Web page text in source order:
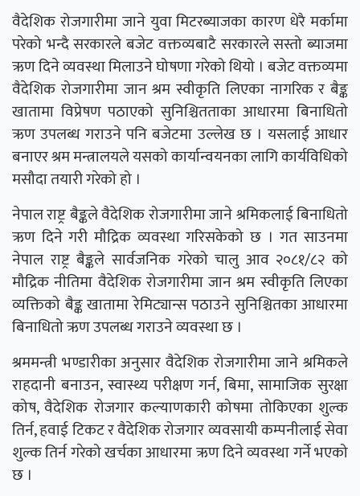
वैदेशिक रोजगारीमा जाने युवा मिटरब्याजका कारण धेरै मर्कामा
परेको भन्दै सरकारले बजेट वक्तव्यबाटै सरकारले सस्तो ब्याजमा
ऋण दिने व्यवस्था मिलाउने घोषणा गरेको थियो । बजेट वक्तव्यमा
वैदेशिक रोजगारीमा जान श्रम स्वीकृति लिएका नागरिक र बैङ्क
खातामा विप्रेषण पठाएको सुनिश्चितताका आधारमा बिनाधितो
ऋण उपलब्ध गराउने पनि बजेटमा उल्लेख छ । यसलाई आधार
बनाएर श्रम मन्त्रालयले यसको कार्यान्वयनका लागि कार्यविधिको
मसौदा तयारी गरेको हो ।
नेपाल राष्ट्र बैङ्कले वैदेशिक रोजगारीमा जाने श्रमिकलाई बिनाधितो
ऋण दिने गरी मौद्रिक व्यवस्था गरिसकेको छ । गत साउनमा
नेपाल राष्ट्र बैङ्कले सार्वजनिक गरेको चालु आव २०८१/८२ को
मौद्रिक नीतिमा वैदेशिक रोजगारीमा जान श्रम स्वीकृति लिएका
व्यक्तिको बैङ्क खातामा रेमिट्यान्स पठाउने सुनिश्चितका आधारमा
बिनाधितो ऋण उपलब्ध गराउने व्यवस्था छ ।
श्रममन्त्री भण्डारीका अनुसार वैदेशिक रोजगारीमा जाने श्रमिकले
राहदानी बनाउन, स्वास्थ्य परीक्षण गर्न, बिमा, सामाजिक सुरक्षा
कोष, वैदेशिक रोजगार कल्याणकारी कोषमा तोकिएका शुल्क
तिर्न, हवाई टिकट र वैदेशिक रोजगार व्यवसायी कम्पनीलाई सेवा
शुल्क तिर्न गरेको खर्चका आधारमा ऋण दिने व्यवस्था गर्ने भएको
छ ।